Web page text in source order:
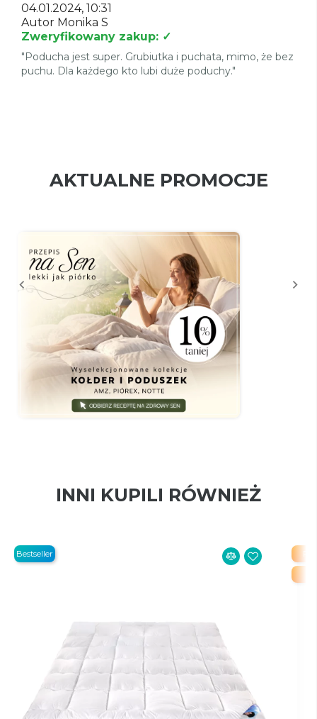
04.01.2024, 10:31
Autor Monika S
Zweryfikowany zakup: ✓
"Poducha jest super. Grubiutka i puchata, mimo, że bez
puchu. Dla każdego kto lubi duże poduchy."
AKTUALNE PROMOCJE
INNI KUPILI RÓWNIEŻ
Bestseller